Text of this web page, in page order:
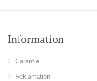
Information
Garantie
Reklamation